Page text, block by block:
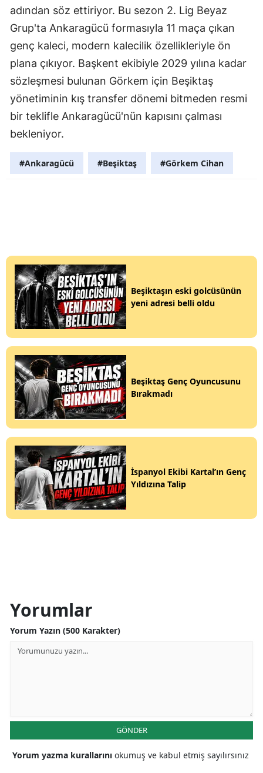
adından söz ettiriyor. Bu sezon 2. Lig Beyaz
Grup'ta Ankaragücü formasıyla 11 maça çıkan
genç kaleci, modern kalecilik özellikleriyle ön
plana çıkıyor. Başkent ekibiyle 2029 yılına kadar
sözleşmesi bulunan Görkem için Beşiktaş
yönetiminin kış transfer dönemi bitmeden resmi
bir teklifle Ankaragücü'nün kapısını çalması
bekleniyor.
#Ankaragücü #Beşiktaş #Görkem Cihan
Beşiktaşın eski golcüsünün
yeni adresi belli oldu
Beşiktaş Genç Oyuncusunu
Bırakmadı
İspanyol Ekibi Kartal’ın Genç
Yıldızına Talip
Yorumlar
Yorum Yazın (500 Karakter)
GÖNDER
Yorum yazma kurallarını okumuş ve kabul etmiş sayılırsınız